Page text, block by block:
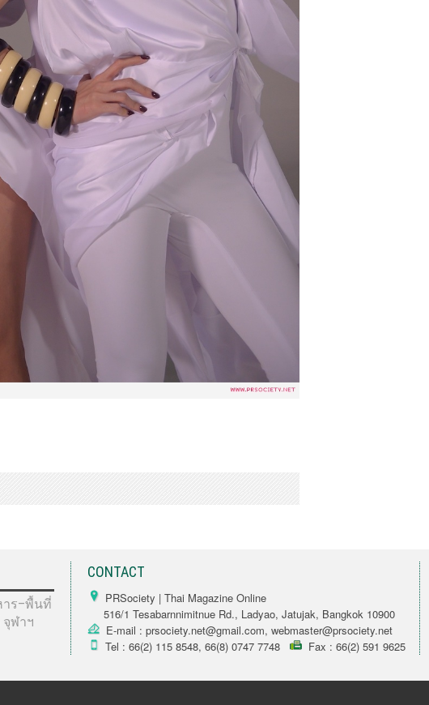
าร–พื้นที่
จุฬาฯ
CONTACT
PRSociety | Thai Magazine Online
516/1 Tesabarnnimitnue Rd., Ladyao, Jatujak, Bangkok 10900
E-mail : prsociety.net@gmail.com, webmaster@prsociety.net
Tel : 66(2) 115 8548, 66(8) 0747 7748
Fax : 66(2) 591 9625